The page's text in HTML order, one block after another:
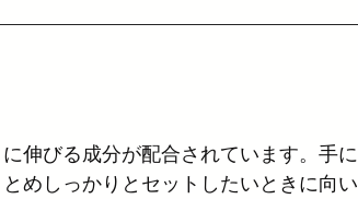
伸びる成分が配合されています。手に
めしっかりとセットしたいときに向い